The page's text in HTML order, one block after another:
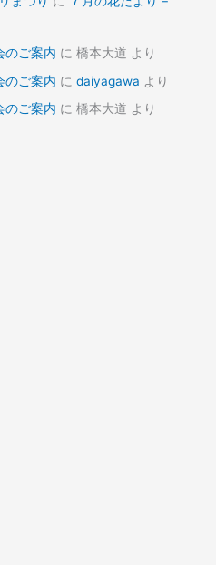
のご案内 に橋本大道 より
のご案内 にdaiyagawa より
のご案内 に橋本大道 より